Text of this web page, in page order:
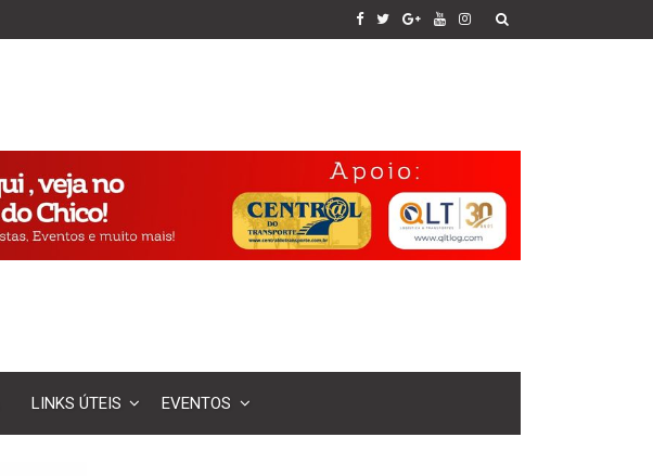
LINKS ÚTEIS EVENTOS